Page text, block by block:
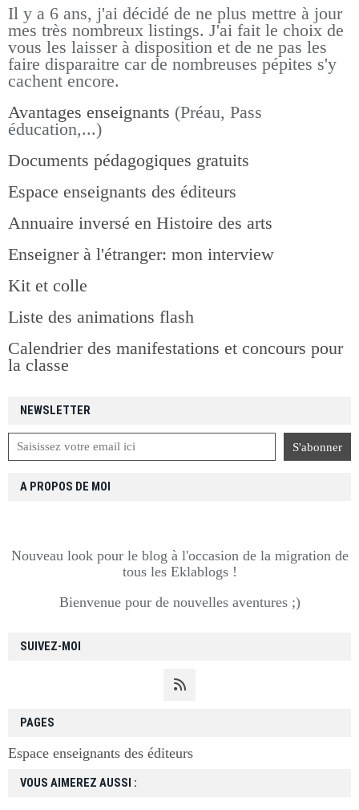
NEWSLETTER
SUIVEZ-MOI
VOUS AIMEREZ AUSSI :
PAGES
Espace enseignants des éditeurs
Il y a 6 ans, j'ai décidé de ne plus mettre à jour
mes très nombreux listings. J'ai fait le choix de
vous les laisser à disposition et de ne pas les
faire disparaitre car de nombreuses pépites s'y
cachent encore.
Avantages enseignants (Préau, Pass
éducation,...)
Documents pédagogiques gratuits
Espace enseignants des éditeurs
Annuaire inversé en Histoire des arts
Enseigner à l'étranger: mon interview
Kit et colle
Liste des animations flash
Calendrier des manifestations et concours pour
la classe
A PROPOS DE MOI
Nouveau look pour le blog à l'occasion de la migration de
tous les Eklablogs !
Bienvenue pour de nouvelles aventures ;)